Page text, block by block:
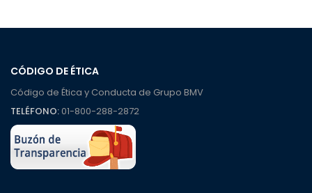
CÓDIGO DE ÉTICA
Código de Ética y Conducta de Grupo BMV
TELÉFONO:01-800-288-2872